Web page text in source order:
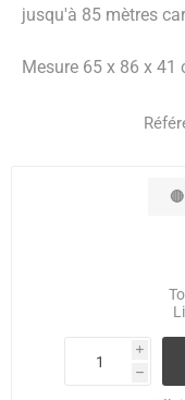
jusqu'à 85 mètres
Mesure 65 x 86 x 41
i
h